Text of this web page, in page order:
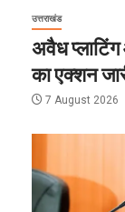
उत्तराखंड
अवैध
का एक्शन
7 August 2026